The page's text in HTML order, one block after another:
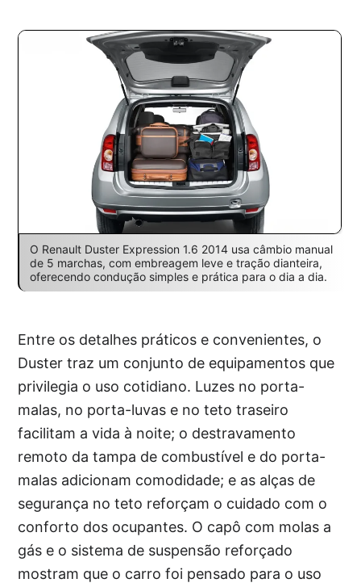
O Renault Duster Expression 1.6 2014 usa câmbio manual
de 5 marchas, com embreagem leve e tração dianteira,
oferecendo condução simples e prática para o dia a dia.
Entre os detalhes práticos e convenientes, o
Duster traz um conjunto de equipamentos que
privilegia o uso cotidiano. Luzes no porta-
malas, no porta-luvas e no teto traseiro
facilitam a vida à noite; o destravamento
remoto da tampa de combustível e do porta-
malas adicionam comodidade; e as alças de
segurança no teto reforçam o cuidado com o
conforto dos ocupantes. O capô com molas a
gás e o sistema de suspensão reforçado
mostram que o carro foi pensado para o uso